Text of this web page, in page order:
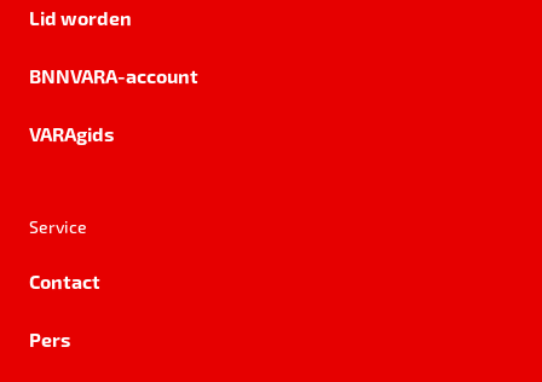
Lid worden
BNNVARA-account
VARAgids
Service
Contact
Pers